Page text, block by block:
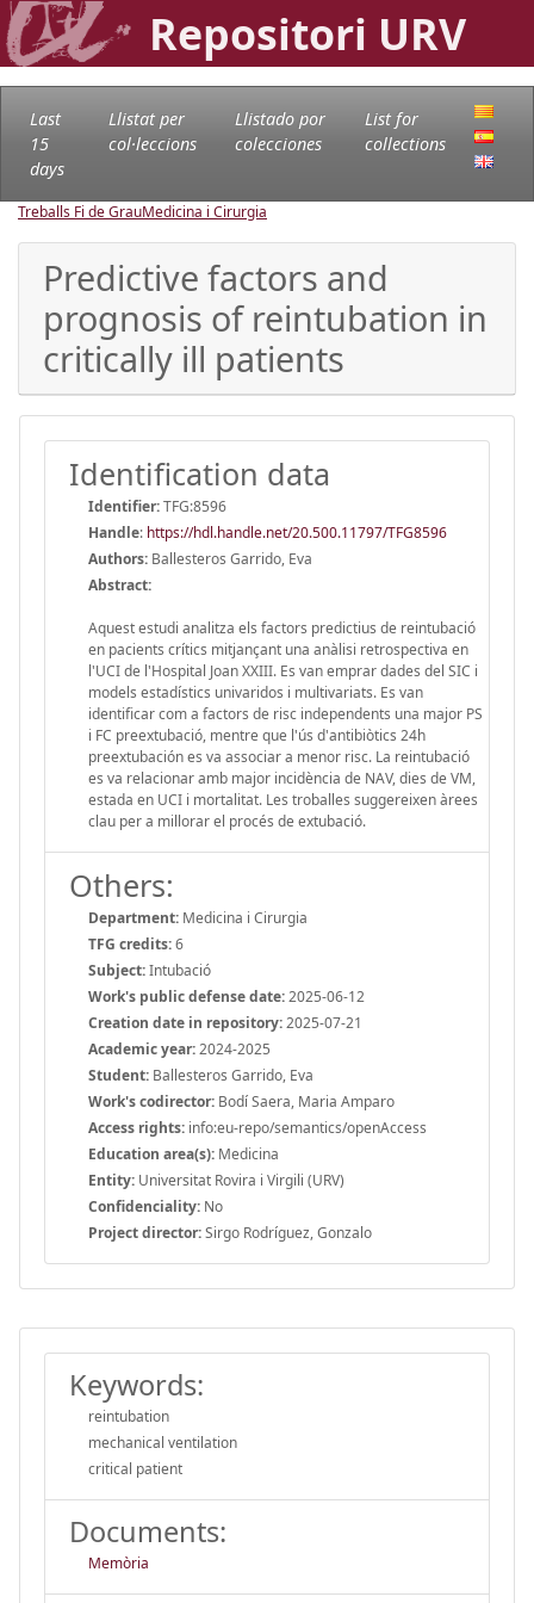
Repositori URV
Last
15
days
Llistat per
col·leccions
Llistado por
colecciones
List for
collections
Treballs Fi de GrauMedicina i Cirurgia
Predictive factors and
prognosis of reintubation in
critically ill patients
Identification data
Identifier:TFG:8596
Handle: https://hdl.handle.net/20.500.11797/TFG8596
Authors: Ballesteros Garrido, Eva
Abstract:
Aquest estudi analitza els factors predictius de reintubació
en pacients crítics mitjançant una anàlisi retrospectiva en
l'UCI de l'Hospital Joan XXIII. Es van emprar dades del SIC i
models estadístics univaridos i multivariats. Es van
identificar com a factors de risc independents una major PS
i FC preextubació, mentre que l'ús d'antibiòtics 24h
preextubación es va associar a menor risc. La reintubació
es va relacionar amb major incidència de NAV, dies de VM,
estada en UCI i mortalitat. Les troballes suggereixen àrees
clau per a millorar el procés de extubació.
Others:
Department: Medicina i Cirurgia
TFG credits:6
Subject:Intubació
Work's public defense date:2025-06-12
Creation date in repository:2025-07-21
Academic year:2024-2025
Student: Ballesteros Garrido, Eva
Work's codirector: Bodí Saera, Maria Amparo
Access rights: info:eu-repo/semantics/openAccess
Education area(s): Medicina
Entity: Universitat Rovira i Virgili (URV)
Confidenciality: No
Project director:Sirgo Rodríguez, Gonzalo
Keywords:
reintubation
mechanical ventilation
critical patient
Documents:
Memòria